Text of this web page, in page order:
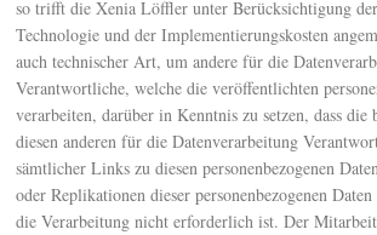
so trifft die Xenia Löffler unter Berücksichtigung
Technologie und der Implementierungskosten
auch technischer Art, um andere für die
Verantwortliche, welche die veröffentlichten
verarbeiten, darüber in Kenntnis zu setzen, dass die
diesen anderen für die Datenverarbeitung
sämtlicher Links zu diesen personenbezogenen
oder Replikationen dieser personenbezogenen
die Verarbeitung nicht erforderlich ist. Der